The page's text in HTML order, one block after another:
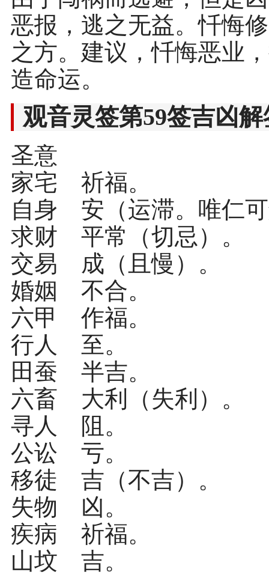
恶报，逃之无益。忏悔
之方。建议，忏悔恶业
造命运。
观音灵签第59签吉凶解
圣意
家宅 祈福。
自身 安（运滞。唯仁
求财 平常（切忌）。
交易 成（且慢）。
婚姻 不合。
六甲 作福。
行人 至。
田蚕 半吉。
六畜 大利（失利）。
寻人 阻。
公讼 亏。
移徒 吉（不吉）。
失物 凶。
疾病 祈福。
山坟 吉。